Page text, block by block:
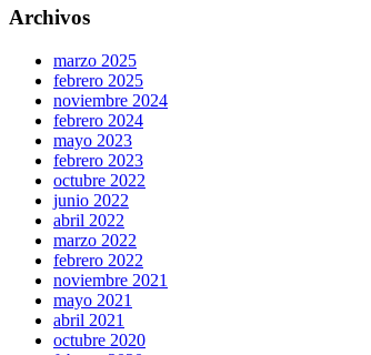
Archivos
marzo 2025
febrero 2025
noviembre 2024
febrero 2024
mayo 2023
febrero 2023
octubre 2022
junio 2022
abril 2022
marzo 2022
febrero 2022
noviembre 2021
mayo 2021
abril 2021
octubre 2020